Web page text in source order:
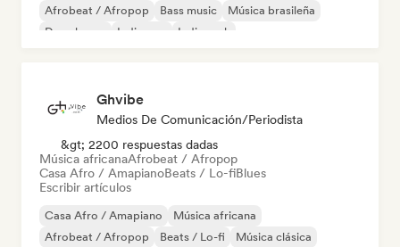
Afrobeat / Afropop
Bass music
Música brasileña
Deep house
Indie pop Indie rock
Ghvibe
Medios De Comunicación/Periodista
&gt; 2200 respuestas dadas
Música africanaAfrobeat / Afropop
Casa Afro / AmapianoBeats / Lo-fiBlues
Escribir artículos
Casa Afro / Amapiano
Música africana
Afrobeat / Afropop
Beats / Lo-fi Música clásica